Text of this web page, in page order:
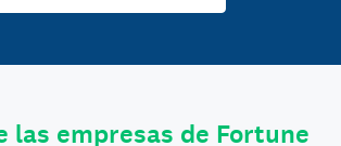
las empresas de Fortune